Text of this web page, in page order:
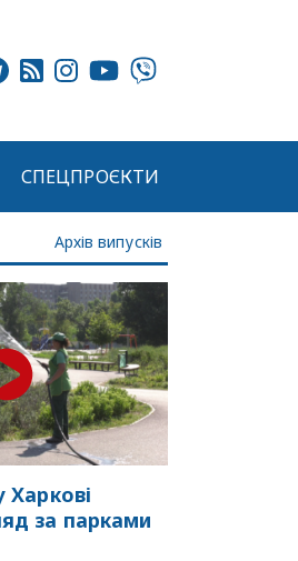
СПЕЦПРОЄКТИ
Архів випусків
Харкові
за парками